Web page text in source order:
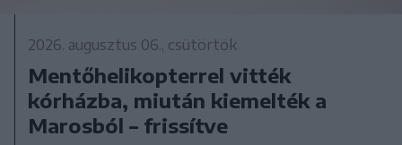
2026. augusztus 06., csütörtök
Mentőhelikopterrel vitték
kórházba, miután kiemelték a
Marosból – frissítve